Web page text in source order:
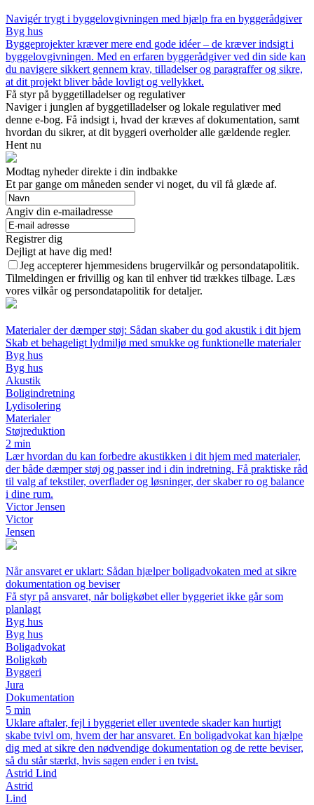
Navigér trygt i byggelovgivningen med hjælp fra en byggerådgiver
Byg hus
Byggeprojekter kræver mere end gode idéer – de kræver indsigt i
byggelovgivningen. Med en erfaren byggerådgiver ved din side kan
du navigere sikkert gennem krav, tilladelser og paragraffer og sikre,
at dit projekt bliver både lovligt og vellykket.
Få styr på byggetilladelser og regulativer
Naviger i junglen af byggetilladelser og lokale regulativer med
denne e-bog. Få indsigt i, hvad der kræves af dokumentation, samt
hvordan du sikrer, at dit byggeri overholder alle gældende regler.
Hent nu
Modtag nyheder direkte i din indbakke
Et par gange om måneden sender vi noget, du vil få glæde af.
Angiv din e-mailadresse
Registrer dig
Dejligt at have dig med!
Jeg accepterer hjemmesidens brugervilkår og persondatapolitik.
Tilmeldingen er frivillig og kan til enhver tid trækkes tilbage. Læs
vores vilkår og persondatapolitik for detaljer.
Materialer der dæmper støj: Sådan skaber du god akustik i dit hjem
Skab et behageligt lydmiljø med smukke og funktionelle materialer
Byg hus
Byg hus
Akustik
Boligindretning
Lydisolering
Materialer
Støjreduktion
2 min
Lær hvordan du kan forbedre akustikken i dit hjem med materialer,
der både dæmper støj og passer ind i din indretning. Få praktiske råd
til valg af tekstiler, overflader og løsninger, der skaber ro og balance
i dine rum.
Victor Jensen
Victor
Jensen
Når ansvaret er uklart: Sådan hjælper boligadvokaten med at sikre
dokumentation og beviser
Få styr på ansvaret, når boligkøbet eller byggeriet ikke går som
planlagt
Byg hus
Byg hus
Boligadvokat
Boligkøb
Byggeri
Jura
Dokumentation
5 min
Uklare aftaler, fejl i byggeriet eller uventede skader kan hurtigt
skabe tvivl om, hvem der har ansvaret. En boligadvokat kan hjælpe
dig med at sikre den nødvendige dokumentation og de rette beviser,
så du står stærkt, hvis sagen ender i en tvist.
Astrid Lind
Astrid
Lind